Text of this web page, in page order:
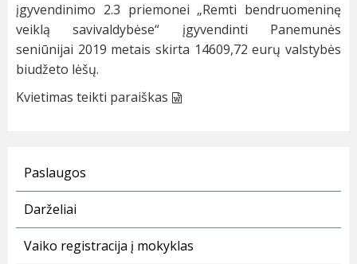
įgyvendinimo 2.3 priemonei „Remti bendruomeninę
veiklą savivaldybėse“ įgyvendinti Panemunės
seniūnijai 2019 metais skirta 14609,72 eurų valstybės
biudžeto lėšų.
Kvietimas teikti paraiškas
Paslaugos
Darželiai
Vaiko registracija į mokyklas